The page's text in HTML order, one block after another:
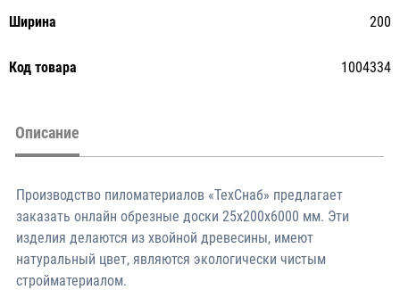
Ширина
200
Код товара 1004334
Описание
Производство пиломатериалов «ТехСнаб» предлагает
заказать онлайн обрезные доски 25х200х6000 мм. Эти
изделия делаются из хвойной древесины, имеют
натуральный цвет, являются экологически чистым
стройматериалом.